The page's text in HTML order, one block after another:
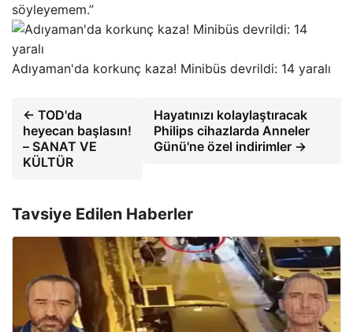
söyleyemem.”
Adıyaman'da korkunç kaza! Minibüs devrildi: 14 yaralı
← TOD'da
heyecan başlasın!
– SANAT VE
KÜLTÜR
Hayatınızı kolaylaştıracak
Philips cihazlarda Anneler
Günü'ne özel indirimler →
Tavsiye Edilen Haberler